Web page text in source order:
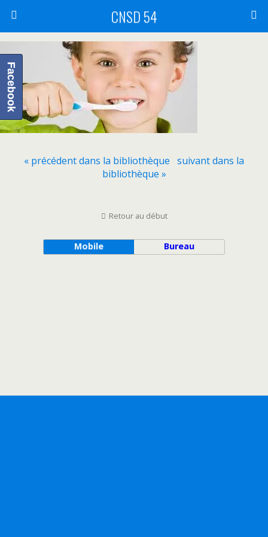
CNSD 54
« précédent dans la bibliothèque suivant dans la
bibliothèque »
Facebook
Retour au début
Mobile Bureau